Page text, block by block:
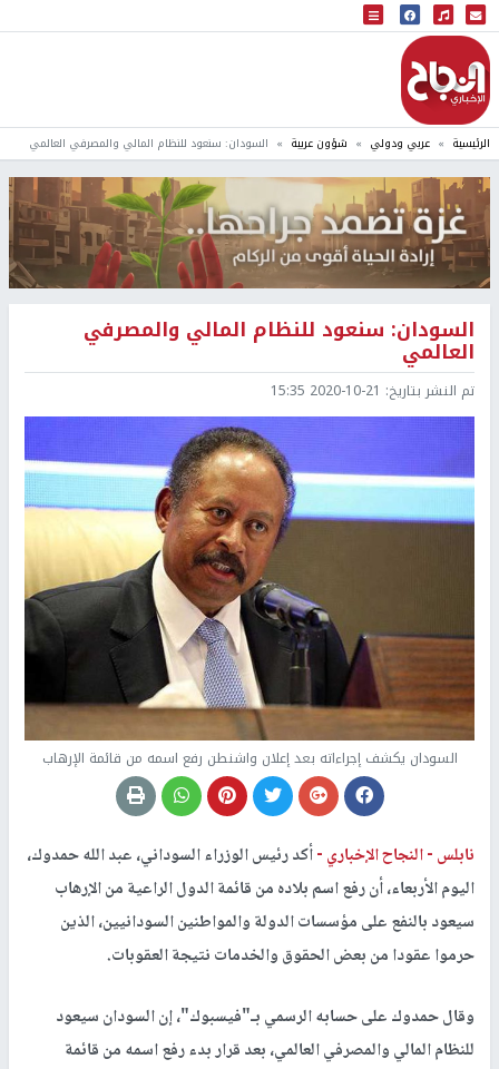
البث المباشر
إذاعة النجاح
الرئيسية عربي ودولي شؤون عربية السودان: سنعود للنظام المالي والمصرفي العالمي
السودان: سنعود للنظام المالي والمصرفي
العالمي
تم النشر بتاريخ: 2020-10-21 15:35
السودان يكشف إجراءاته بعد إعلان واشنطن رفع اسمه من قائمة الإرهاب
نابلس -النجاح الإخباري -أكد رئيس الوزراء السوداني، عبد الله حمدوك،
اليوم الأربعاء، أن رفع اسم بلاده من قائمة الدول الراعية من الإرهاب
سيعود بالنفع على مؤسسات الدولة والمواطنين السودانيين، الذين
حرموا عقودا من بعض الحقوق والخدمات نتيجة العقوبات.
وقال حمدوك على حسابه الرسمي بـ"فيسبوك"، إن السودان سيعود
للنظام المالي والمصرفي العالمي، بعد قرار بدء رفع اسمه من قائمة